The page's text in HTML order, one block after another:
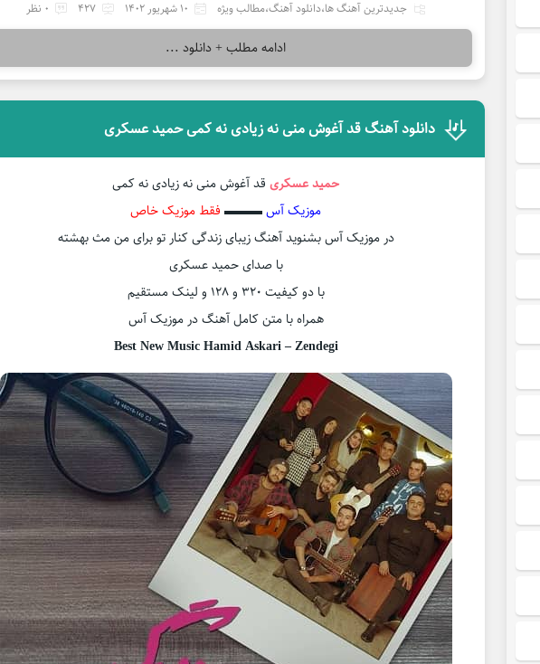
جدیدترین آهنگ ها،دانلود آهنگ،مطالب ویژه 10 شهریور 1402 427 0 نظر
ادامه مطلب + دانلود ...
دانلود آهنگ قد آغوش منی نه زیادی نه کمی حمید عسکری
حمید عسکریقد آغوش منی نه زیادی نه کمی
موزیک آس▬▬▬ فقط موزیک خاص
در موزیک آس بشنوید آهنگ زیبای زندگی کنار تو برای من مث بهشته
با صدای حمید عسکری
با دو کیفیت ۳۲۰ و ۱۲۸ و لینک مستقیم
همراه با متن کامل آهنگ در موزیک آس
Best New Music Hamid Askari – Zendegi